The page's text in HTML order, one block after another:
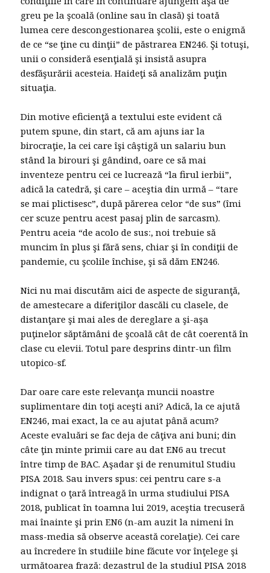
greu pe la şcoală (online sau în clasă) şi toată
lumea cere descongestionarea şcolii, este o enigmă
de ce “se ţine cu dinţii” de păstrarea EN246. Şi totuşi,
unii o consideră esenţială şi insistă asupra
desfăşurării acesteia. Haideţi să analizăm puţin
situaţia.
Din motive eficienţă a textului este evident că
putem spune, din start, că am ajuns iar la
birocraţie, la cei care îşi câştigă un salariu bun
stând la birouri şi gândind, oare ce să mai
inventeze pentru cei ce lucrează “la firul ierbii”,
adică la catedră, şi care – aceştia din urmă – “tare
se mai plictisesc”, după părerea celor “de sus” (îmi
cer scuze pentru acest pasaj plin de sarcasm).
Pentru aceia “de acolo de sus:, noi trebuie să
muncim în plus şi fără sens, chiar şi în condiţii de
pandemie, cu şcolile închise, şi să dăm EN246.
Nici nu mai discutăm aici de aspecte de siguranţă,
de amestecare a diferiţilor dascăli cu clasele, de
distanţare şi mai ales de dereglare a şi-aşa
puţinelor săptămâni de şcoală cât de cât coerentă în
clase cu elevii. Totul pare desprins dintr-un film
utopico-sf.
Dar oare care este relevanţa muncii noastre
suplimentare din toţi aceşti ani? Adică, la ce ajută
EN246, mai exact, la ce au ajutat până acum?
Aceste evaluări se fac deja de câţiva ani buni; din
câte ţin minte primii care au dat EN6 au trecut
între timp de BAC. Aşadar şi de renumitul Studiu
PISA 2018. Sau invers spus: cei pentru care s-a
indignat o ţară întreagă în urma studiului PISA
2018, publicat în toamna lui 2019, aceştia trecuseră
mai înainte şi prin EN6 (n-am auzit la nimeni în
mass-media să observe această corelaţie). Cei care
au încredere în studiile bine făcute vor înţelege şi
următoarea frază: dezastrul de la studiul PISA 2018